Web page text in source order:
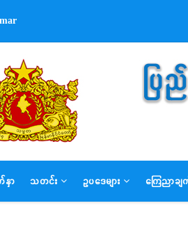
နှာ သတင်း ဥပဒေများ ကြေညာခ